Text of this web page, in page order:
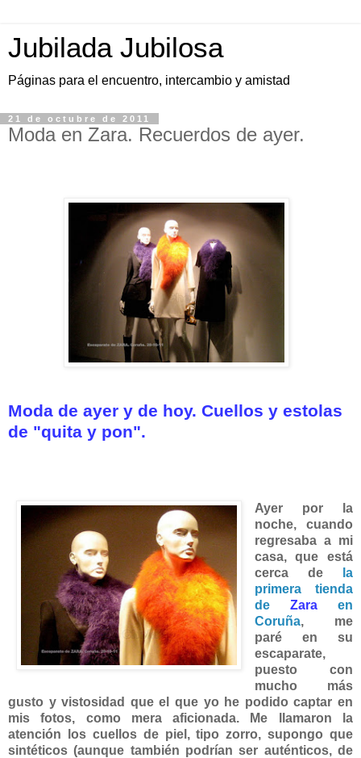
Jubilada Jubilosa
Páginas para el encuentro, intercambio y amistad
21 de octubre de 2011
Moda en Zara. Recuerdos de ayer.
Moda de ayer y de hoy. Cuellos y estolas
de "quita y pon".
Ayer por la
noche, cuando
regresaba a mi
casa, que está
cerca de
la
primera tienda
de Zaraen
Coruña, me
paré en su
escaparate,
puesto con
mucho más
gusto y vistosidad que el que yo he podido captar en
mis fotos, como mera aficionada.
Me llamaron la
atención los cuellos de piel, tipo zorro, supongo que
sintéticos (aunque también podrían ser auténticos, de